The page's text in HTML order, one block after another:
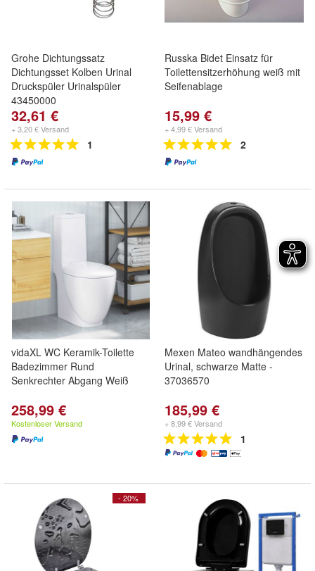
Grohe Dichtungssatz
Dichtungsset Kolben Urinal
Druckspüler Urinalspüler
43450000
32,61 €
+ 3,20 € Versand
1
Russka Bidet Einsatz für
Toilettensitzerhöhung weiß mit
Seifenablage
15,99 €
+ 4,99 € Versand
2
vidaXL WC Keramik-Toilette
Badezimmer Rund
Senkrechter Abgang Weiß
258,99 €
Kostenloser Versand
Mexen Mateo wandhängendes
Urinal, schwarze Matte -
37036570
185,99 €
+ 8,99 € Versand
1
- 20%